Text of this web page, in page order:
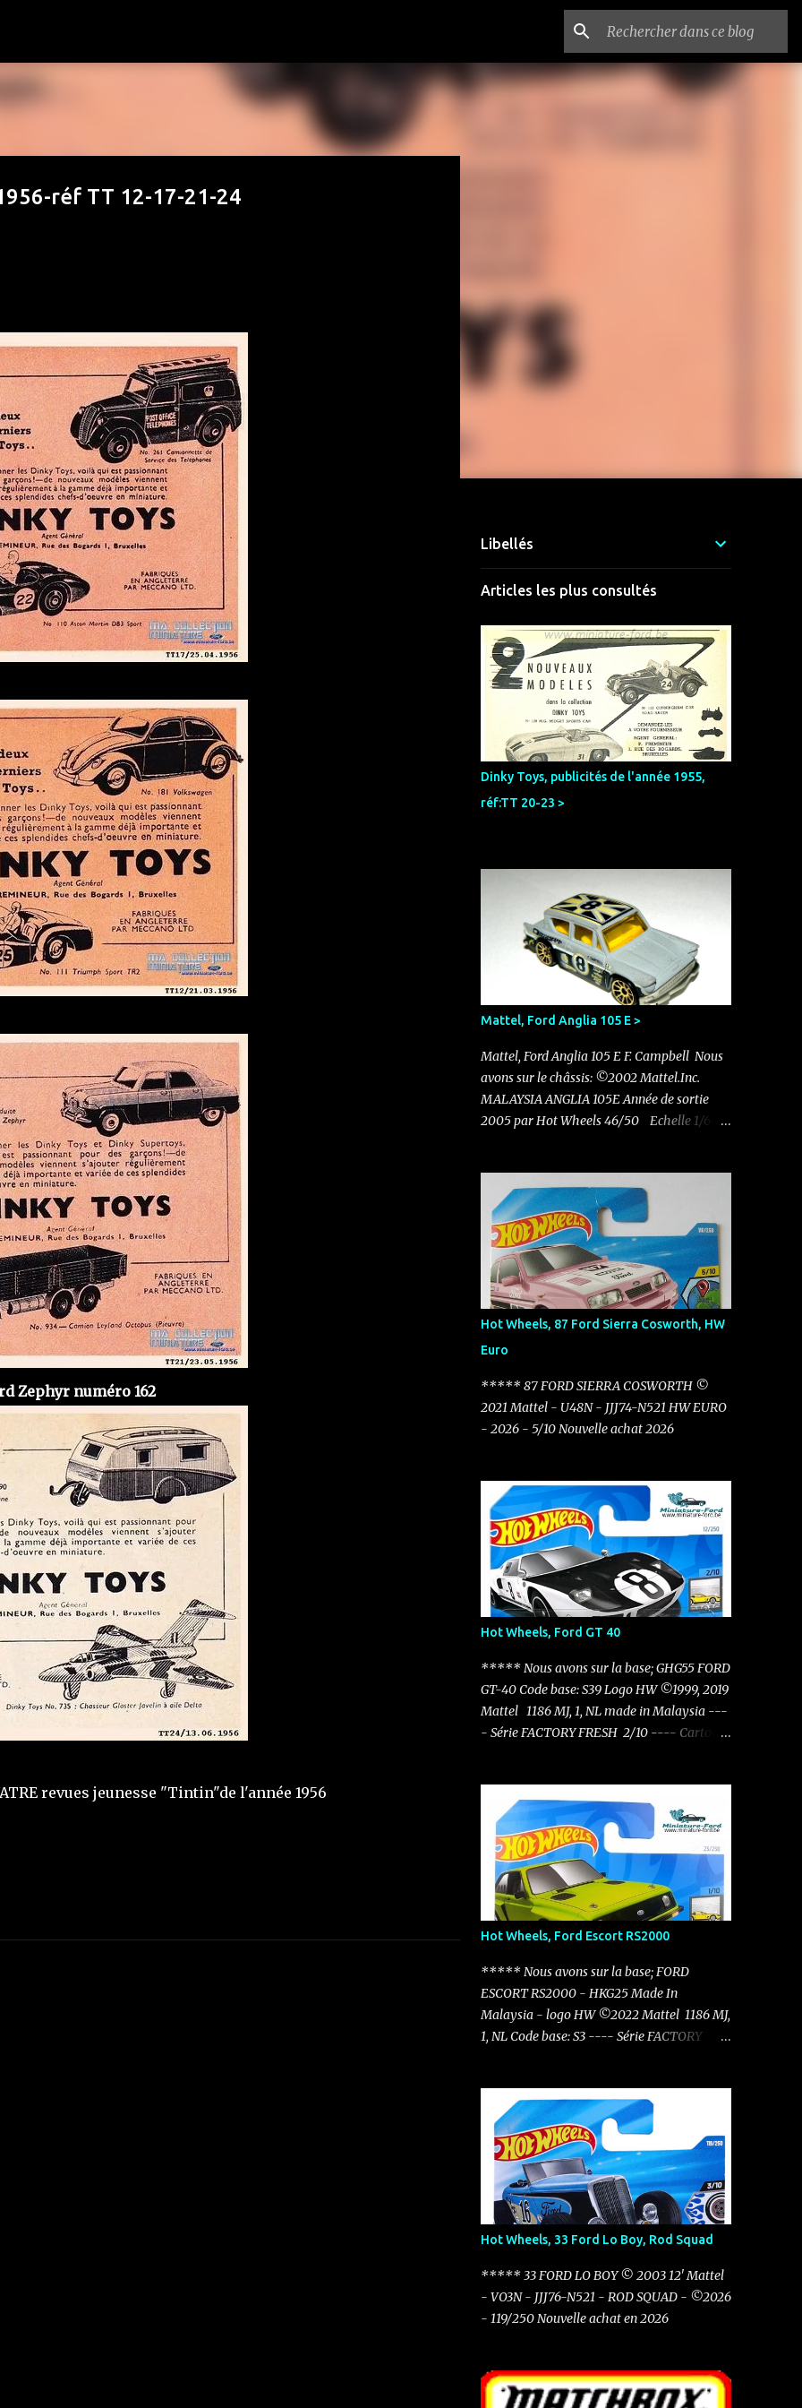
réf TT 12-17-21-24
Zephyr numéro 162
revues jeunesse "Tintin"de l'année 1956
Libellés
Articles les plus consultés
Dinky Toys, publicités de l'année 1955,
réf:TT 20-23 >
Mattel, Ford Anglia 105 E >
Mattel, Ford Anglia 105 E F. Campbell Nous
avons sur le châssis: ©2002 Mattel.Inc.
MALAYSIA ANGLIA 105E Année de sortie
2005 par Hot Wheels 46/50 Echelle 1/64
5 sorti en 2011 Nouvelle acquisition en ce
mois de novembre pour 0.50 €
Hot Wheels, 87 Ford Sierra Cosworth, HW
Euro
***** 87 FORD SIERRA COSWORTH ©
2021 Mattel - U48N - JJJ74-N521 HW EURO
- 2026 - 5/10 Nouvelle achat 2026
Hot Wheels, Ford GT 40
***** Nous avons sur la base; GHG55 FORD
GT-40 Code base: S39 Logo HW ©1999, 2019
Mattel 1186 MJ, 1, NL made in Malaysia ---
- Série FACTORY FRESH 2/10 ---- Carton:
Hot Wheels, Ford Escort RS2000
***** Nous avons sur la base; FORD
ESCORT RS2000 - HKG25 Made In
Malaysia - logo HW ©2022 Mattel 1186 MJ,
1, NL Code base: S3 ---- Série FACTORY
Hot Wheels, 33 Ford Lo Boy, Rod Squad
***** 33 FORD LO BOY © 2003 12' Mattel
- VO3N - JJJ76-N521 - ROD SQUAD - ©2026
- 119/250 Nouvelle achat en 2026